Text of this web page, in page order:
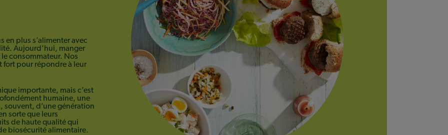
en plus s’alimenter avec
Aujourd’hui, manger
consommateur. Nos
fort pour répondre à leur
importante, mais c’est
humaine, une
souvent, d’une génération
sorte que leurs
de haute qualité qui
biosécurité alimentaire.